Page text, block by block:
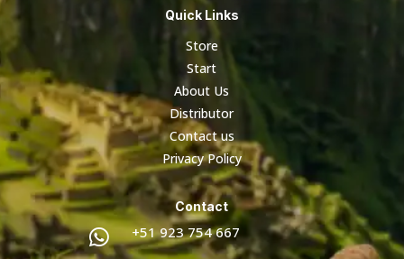
Quick Links
Store
Start
About Us
Distributor
Contact us
Privacy Policy
Contact
 +51 923 754 667